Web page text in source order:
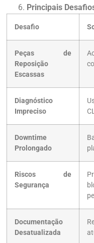
Principais
Desafio
Peças de
Reposição
Escassas
Diagnóstico
Impreciso
Downtime
Prolongado
Riscos de
Segurança
Documentação
Desatualizada